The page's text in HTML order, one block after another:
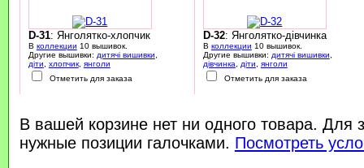
D-31: Янголятко-хлопчик
В коллекции 10 вышивок.
Другие вышивки: дитячі вишивки
діти
хлопчик, янголи
Отметить для заказа
D-32: Янголятко-дівчинка
В коллекции 10 вышивок.
Другие вышивки: дитячі вишивки
дівчинка
діти
янголи
Отметить для заказа
В вашей корзине нет ни одного товара. Для
нужные позиции галочками. Посмотреть